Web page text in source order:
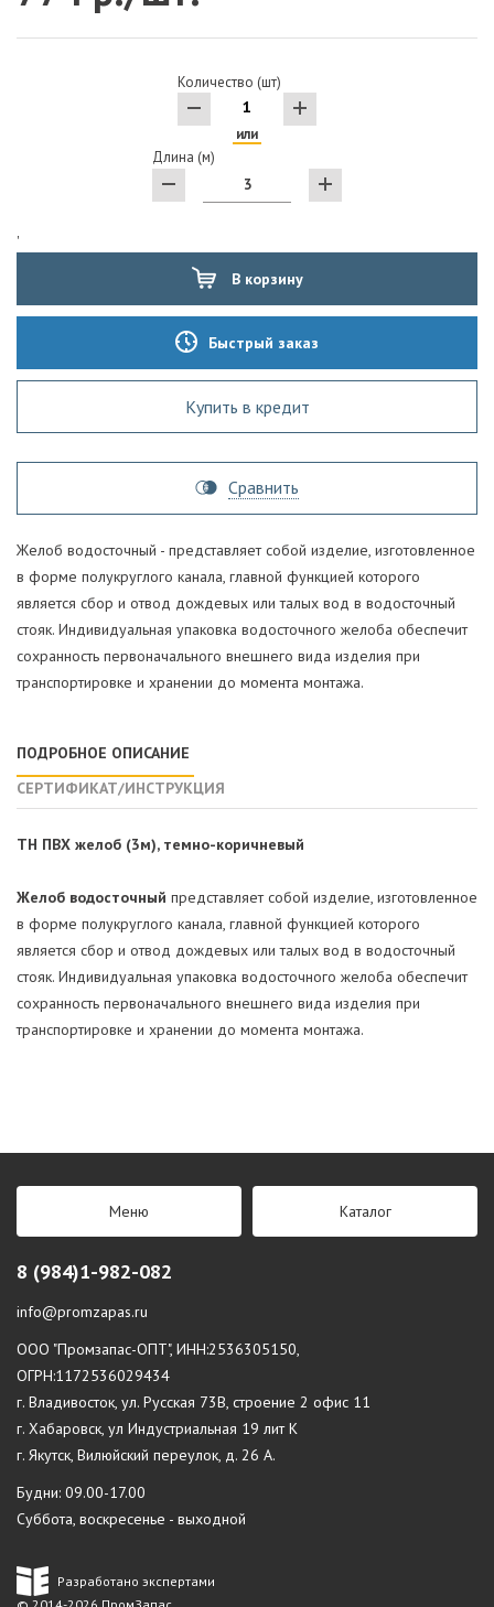
Количество (шт)
или
Длина (м)
'
В корзину
Быстрый заказ
Купить в кредит
Сравнить
Желоб водосточный - представляет собой изделие, изготовленное
в форме полукруглого канала, главной функцией которого
является сбор и отвод дождевых или талых вод в водосточный
стояк. Индивидуальная упаковка водосточного желоба обеспечит
сохранность первоначального внешнего вида изделия при
транспортировке и хранении до момента монтажа.
ПОДРОБНОЕ ОПИСАНИЕ
СЕРТИФИКАТ/ИНСТРУКЦИЯ
ТН ПВХ желоб (3м), темно-коричневый
Желоб водосточный представляет собой изделие, изготовленное
в форме полукруглого канала, главной функцией которого
является сбор и отвод дождевых или талых вод в водосточный
стояк. Индивидуальная упаковка водосточного желоба обеспечит
сохранность первоначального внешнего вида изделия при
транспортировке и хранении до момента монтажа.
Меню Каталог
8 (984)1-982-082
info@promzapas.ru
ООО "Промзапас-ОПТ", ИНН:2536305150,
ОГРН:1172536029434
г. Владивосток, ул. Русская 73В, строение 2 офис 11
г. Хабаровск, ул Индустриальная 19 лит К
г. Якутск, Вилюйский переулок, д. 26 А.
Будни: 09.00-17.00
Суббота, воскресенье - выходной
Разработано экспертами